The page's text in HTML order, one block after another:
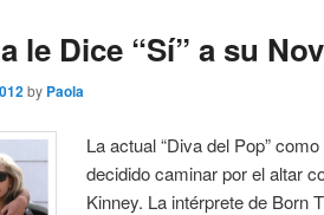
le Dice “Sí” a su
by Paola
La actual “Diva del Pop”
decidido caminar por el altar
Kinney. La intérprete de Born